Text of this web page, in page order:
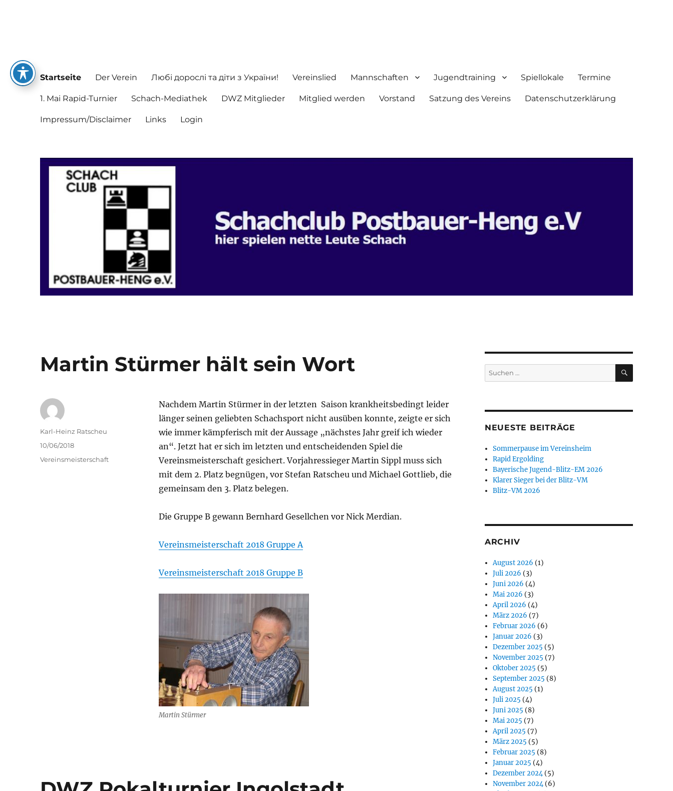
Startseite Der Verein Любі дорослі та діти з України! Vereinslied Mannschaften Jugendtraining Spiellokale Termine
1. Mai Rapid-Turnier Schach-Mediathek DWZ Mitglieder Mitglied werden Vorstand Satzung des Vereins Datenschutzerklärung
Impressum/Disclaimer Links Login
Martin Stürmer hält sein Wort
Nachdem Martin Stürmer in der letzten Saison krankheitsbedingt leider
länger seinen geliebten Schachsport nicht ausüben konnte, zeigte er sich
wie immer kämpferisch mit der Aussage „nächstes Jahr greif ich wieder
an“. Jetzt hat er sich im letzten und entscheidenden Spiel die
Vereinsmeisterschaft gesichert. Vorjahressieger Martin Sippl muss sich
mit dem 2. Platz begnügen, vor Stefan Ratscheu und Michael Gottlieb, die
gemeinsam den 3. Platz belegen.
Die Gruppe B gewann Bernhard Gesellchen vor Nick Merdian.
Vereinsmeisterschaft 2018 Gruppe A
Vereinsmeisterschaft 2018 Gruppe B
Martin Stürmer
Autor
Karl-Heinz Ratscheu
Veröffentlicht
10/06/2018
Kategorien
Vereinsmeisterschaft
Suchen
nach:
SUCHEN
NEUESTE BEITRÄGE
Sommerpause im Vereinsheim
Rapid Ergolding
Bayerische Jugend-Blitz-EM 2026
Klarer Sieger bei der Blitz-VM
Blitz-VM 2026
ARCHIV
August 2026 (1)
Juli 2026 (3)
Juni 2026 (4)
Mai 2026 (3)
April 2026 (4)
März 2026 (7)
Februar 2026 (6)
Januar 2026 (3)
Dezember 2025 (5)
November 2025 (7)
Oktober 2025 (5)
September 2025 (8)
August 2025 (1)
Juli 2025 (4)
Juni 2025 (8)
Mai 2025 (7)
April 2025 (7)
März 2025 (5)
Februar 2025 (8)
Januar 2025 (4)
Dezember 2024(5)
November 2024(6)